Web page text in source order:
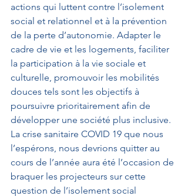
actions qui luttent contre l’isolement
social et relationnel et à la prévention
de la perte d’autonomie. Adapter le
cadre de vie et les logements, faciliter
la participation à la vie sociale et
culturelle, promouvoir les mobilités
douces tels sont les objectifs à
poursuivre prioritairement afin de
développer une société plus inclusive.
La crise sanitaire COVID 19 que nous
l’espérons, nous devrions quitter au
cours de l’année aura été l’occasion de
braquer les projecteurs sur cette
question de l’isolement social